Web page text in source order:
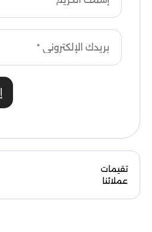
تقيمات
عملائنا